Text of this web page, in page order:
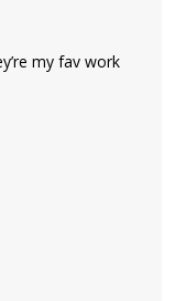
my fav work